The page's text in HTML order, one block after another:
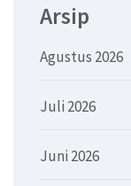
Arsip
Agustus 2026
Juli 2026
Juni 2026